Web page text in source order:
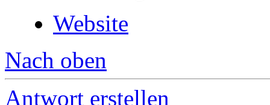
Website
Nach oben
Antwort erstellen